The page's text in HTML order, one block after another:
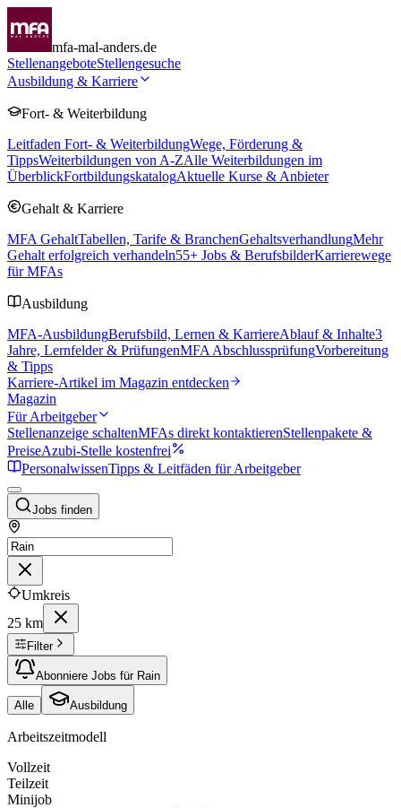
mfa-mal-anders.de
StellenangeboteStellengesuche
Ausbildung & Karriere
Fort- & Weiterbildung
Leitfaden Fort- & WeiterbildungWege, Förderung &
TippsWeiterbildungen von A-ZAlle Weiterbildungen im
ÜberblickFortbildungskatalogAktuelle Kurse & Anbieter
Gehalt & Karriere
MFA GehaltTabellen, Tarife & BranchenGehaltsverhandlungMehr
Gehalt erfolgreich verhandeln55+ Jobs & BerufsbilderKarrierewege
für MFAs
Ausbildung
MFA-AusbildungBerufsbild, Lernen & KarriereAblauf & Inhalte3
Jahre, Lernfelder & PrüfungenMFA AbschlussprüfungVorbereitung
& Tipps
Karriere-Artikel im Magazin entdecken
Magazin
Für Arbeitgeber
Stellenanzeige schaltenMFAs direkt kontaktierenStellenpakete &
PreiseAzubi-Stelle kostenfrei
PersonalwissenTipps & Leitfäden für Arbeitgeber
Jobs finden
Umkreis
25 km
Filter
Abonniere Jobs für Rain
Alle Ausbildung
Arbeitszeitmodell
Vollzeit
Teilzeit
Minijob